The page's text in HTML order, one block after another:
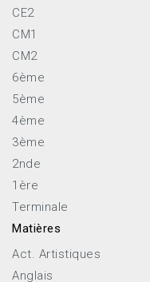
CE2
CM1
CM2
6ème
5ème
4ème
3ème
2nde
1ère
Terminale
Matières
Act. Artistiques
Anglais